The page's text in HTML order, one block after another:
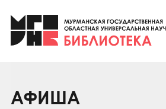
Клуб «Гиря и
Клуб «Семейный
Коллегам
АФИША